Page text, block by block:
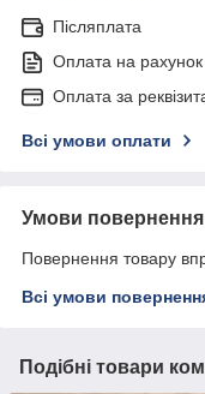
Післяплата
Оплата на рахунок
Оплата за
Всі умови оплати
Умови повернення
Повернення товару
Всі умови
Подібні товари